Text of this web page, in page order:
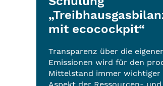
mit ecocockpit“
Transparenz über die
Emissionen wird für den
Mittelstand immer